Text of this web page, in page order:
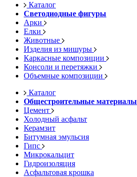
Каталог
Светодиодные фигуры
Арки
Елки
Животные
Изделия из мишуры
Каркасные композиции
Консоли и перетяжки
Объемные композиции
Каталог
Общестроительные материалы
Цемент
Холодный асфальт
Керамзит
Битумная эмульсия
Гипс
Микрокальцит
Гидроизоляция
Асфальтовая крошка